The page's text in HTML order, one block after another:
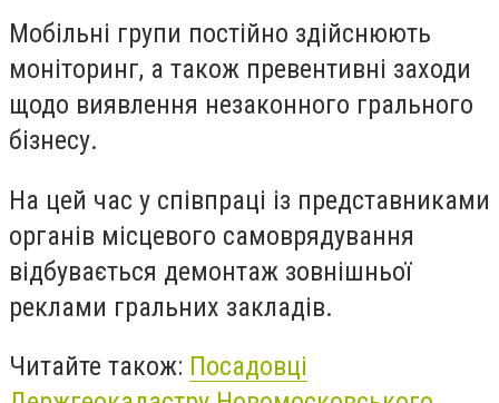
Мобільні групи постійно здійснюють
моніторинг, а також превентивні заходи
щодо виявлення незаконного грального
бізнесу.
На цей час у співпраці із представниками
органів місцевого самоврядування
відбувається демонтаж зовнішньої
реклами гральних закладів.
Читайте також: Посадовці